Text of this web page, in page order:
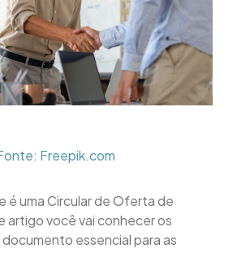
Freepik.com
é uma Circular de Oferta de
artigo você vai conhecer os
essencial para as